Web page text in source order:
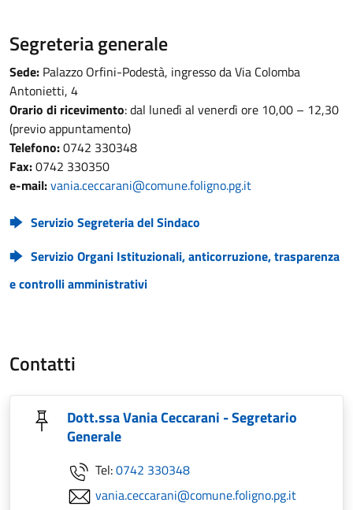
Segreteria generale
Sede: Palazzo Orfini-Podestà, ingresso da Via Colomba
Antonietti, 4
Orario di ricevimento: dal lunedì al venerdì ore 10,00 – 12,30
(previo appuntamento)
Telefono:0742 330348
Fax:0742 330350
e-mail:vania.ceccarani@comune.foligno.pg.it
Servizio Segreteria del Sindaco
Servizio Organi Istituzionali, anticorruzione, trasparenza
e controlli amministrativi
Contatti
Dott.ssa Vania Ceccarani - Segretario
Generale
Tel:0742 330348
vania.ceccarani@comune.foligno.pg.it